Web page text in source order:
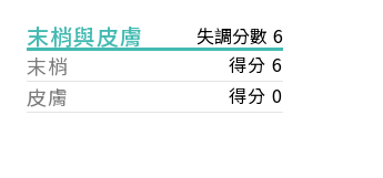
末梢與皮膚 失調分數 6
末梢 得分 6
皮膚 得分 0